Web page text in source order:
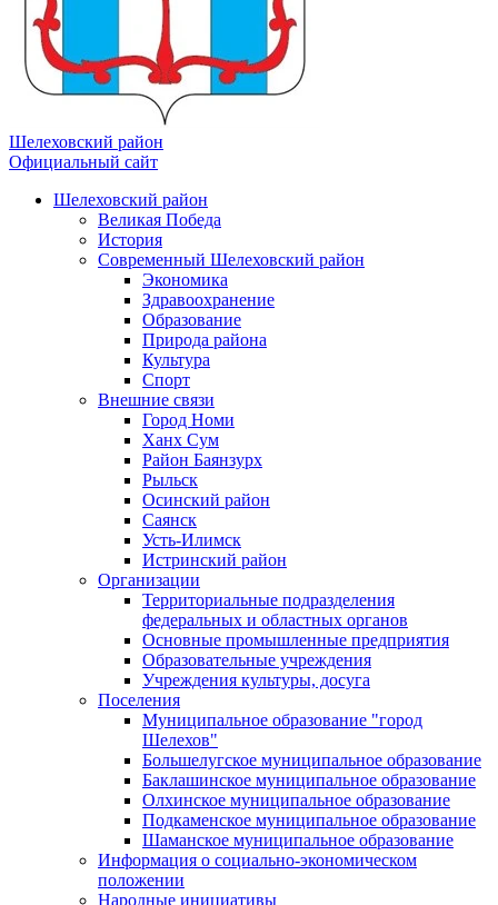
Шелеховский район
Официальный сайт
Шелеховский район
Великая Победа
История
Современный Шелеховский район
Экономика
Здравоохранение
Образование
Природа района
Культура
Спорт
Внешние связи
Город Номи
Ханх Сум
Район Баянзурх
Рыльск
Осинский район
Саянск
Усть-Илимск
Истринский район
Организации
Территориальные подразделения
федеральных и областных органов
Основные промышленные предприятия
Образовательные учреждения
Учреждения культуры, досуга
Поселения
Муниципальное образование "город
Шелехов"
Большелугское муниципальное образование
Баклашинское муниципальное образование
Олхинское муниципальное образование
Подкаменское муниципальное образование
Шаманское муниципальное образование
Информация о социально-экономическом
положении
Народные инициативы